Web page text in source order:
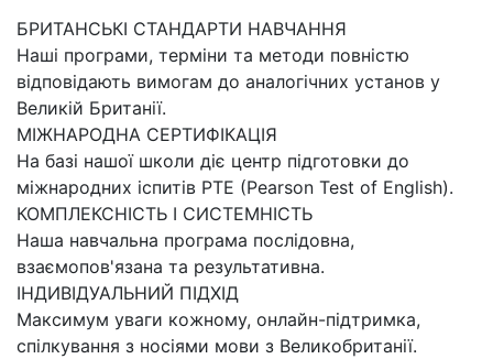
БРИТАНСЬКІ СТАНДАРТИ НАВЧАННЯ
Наші програми, терміни та методи повністю
відповідають вимогам до аналогічних установ у
Великій Британії.
МІЖНАРОДНА СЕРТИФІКАЦІЯ
На базі нашої школи діє центр підготовки до
міжнародних іспитів PTE (Pearson Test of English).
КОМПЛЕКСНІСТЬ І СИСТЕМНІСТЬ
Наша навчальна програма послідовна,
взаємопов'язана та результативна.
ІНДИВІДУАЛЬНИЙ ПІДХІД
Максимум уваги кожному, онлайн-підтримка,
спілкування з носіями мови з Великобританії.